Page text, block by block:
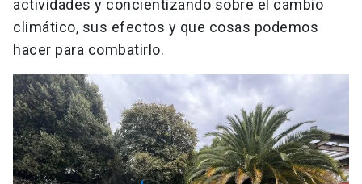
actividades y concientizando sobre el cambio
climático, sus efectos y que cosas podemos
hacer para combatirlo.